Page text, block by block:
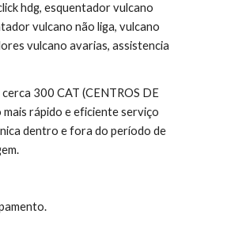
hdg, esquentador vulcano
vulcano não liga, vulcano
vulcano avarias, assistencia
300 CAT (CENTROS DE
rápido e eficiente serviço
dentro e fora do período de